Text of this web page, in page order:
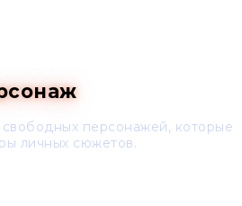
персонажей, которые
личных сюжетов.